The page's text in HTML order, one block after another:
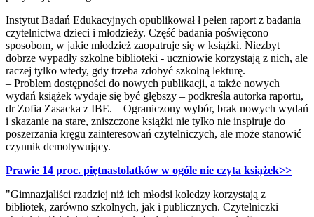
Instytut Badań Edukacyjnych opublikował ł pełen raport z badania
czytelnictwa dzieci i młodzieży. Część badania poświęcono
sposobom, w jakie młodzież zaopatruje się w książki. Niezbyt
dobrze wypadły szkolne biblioteki - uczniowie korzystają z nich, ale
raczej tylko wtedy, gdy trzeba zdobyć szkolną lekturę.
– Problem dostępności do nowych publikacji, a także nowych
wydań książek wydaje się być głębszy – podkreśla autorka raportu,
dr Zofia Zasacka z IBE. – Ograniczony wybór, brak nowych wydań
i skazanie na stare, zniszczone książki nie tylko nie inspiruje do
poszerzania kręgu zainteresowań czytelniczych, ale może stanowić
czynnik demotywujący.
Prawie 14 proc. piętnastolatków w ogóle nie czyta książek>>
"Gimnazjaliści rzadziej niż ich młodsi koledzy korzystają z
bibliotek, zarówno szkolnych, jak i publicznych. Czytelniczki